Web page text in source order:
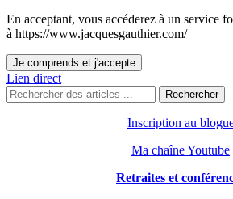
En acceptant, vous accéderez à un service
à https://www.jacquesgauthier.com/
Je comprends et j'accepte
Lien direct
Rechercher
Inscription au
Ma chaîne Youtube
Retraites et